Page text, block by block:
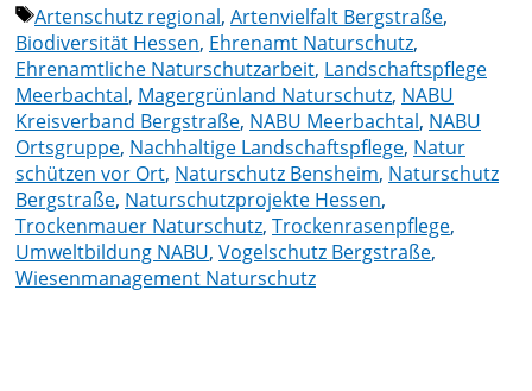
Schlagwörter
Artenschutz regional, Artenvielfalt Bergstraße,
Biodiversität Hessen, Ehrenamt Naturschutz,
Ehrenamtliche Naturschutzarbeit, Landschaftspflege
Meerbachtal, Magergrünland Naturschutz, NABU
Kreisverband Bergstraße, NABU Meerbachtal, NABU
Ortsgruppe, Nachhaltige Landschaftspflege, Natur
schützen vor Ort, Naturschutz Bensheim, Naturschutz
Bergstraße, Naturschutzprojekte Hessen,
Trockenmauer Naturschutz, Trockenrasenpflege,
Umweltbildung NABU, Vogelschutz Bergstraße,
Wiesenmanagement Naturschutz